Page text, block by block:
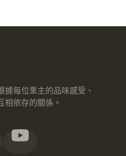
據每位業主的品味感受、
相依存的關係。